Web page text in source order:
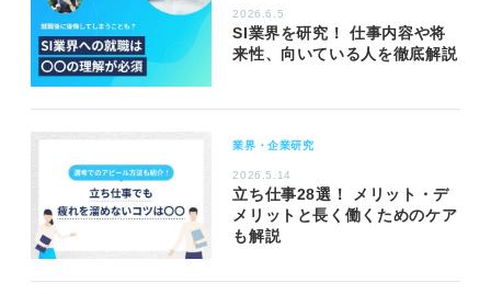
2026.6.5
SI業界を研究！ 仕事内容や将
来性、向いている人を徹底解説
業界・企業研究
2026.5.14
立ち仕事28選！ メリット・デ
メリットと長く働くためのケア
も解説